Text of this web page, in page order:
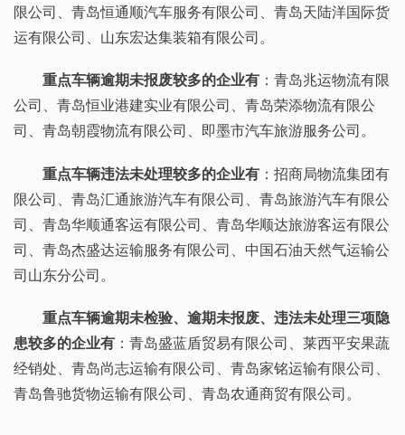
限公司、青岛恒通顺汽车服务有限公司、青岛天陆洋国际货
运有限公司、山东宏达集装箱有限公司。
重点车辆逾期未报废较多的企业有 ：青岛兆运物流有限
公司、青岛恒业港建实业有限公司、青岛荣添物流有限公
司、青岛朝霞物流有限公司、即墨市汽车旅游服务公司。
重点车辆违法未处理较多的企业有 ：招商局物流集团有
限公司、青岛汇通旅游汽车有限公司、青岛旅游汽车有限公
司、青岛华顺通客运有限公司、青岛华顺达旅游客运有限公
司、青岛杰盛达运输服务有限公司、中国石油天然气运输公
司山东分公司。
重点车辆逾期未检验、逾期未报废、违法未处理三项隐
患较多的企业有 ：青岛盛蓝盾贸易有限公司、莱西平安果蔬
经销处、青岛尚志运输有限公司、青岛家铭运输有限公司、
青岛鲁驰货物运输有限公司、青岛农通商贸有限公司。